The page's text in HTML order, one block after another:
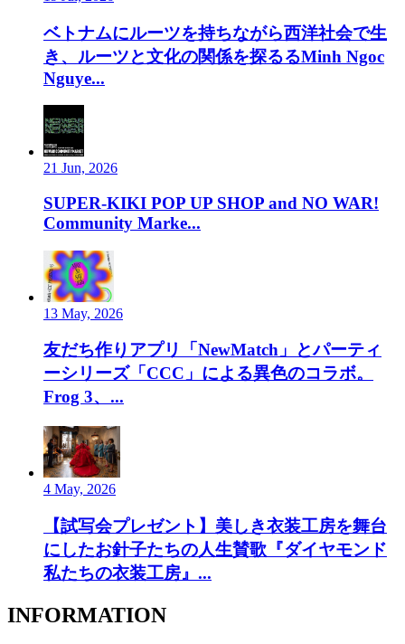
ベトナムにルーツを持ちながら西洋社会で生
き、ルーツと文化の関係を探るるMinh Ngoc
Nguye...
21 Jun, 2026
SUPER-KIKI POP UP SHOP and NO WAR!
Community Marke...
13 May, 2026
友だち作りアプリ「NewMatch」とパーティ
ーシリーズ「CCC」による異色のコラボ。
Frog 3、...
4 May, 2026
【試写会プレゼント】美しき衣装工房を舞台
にしたお針子たちの人生賛歌『ダイヤモンド
私たちの衣装工房』...
INFORMATION